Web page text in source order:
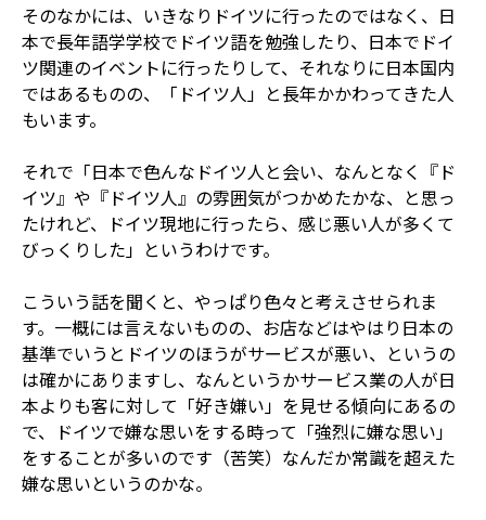
そのなかには、いきなりドイツに行ったのではなく、日
本で長年語学学校でドイツ語を勉強したり、日本でドイ
ツ関連のイベントに行ったりして、それなりに日本国内
ではあるものの、「ドイツ人」と長年かかわってきた人
もいます。
それで「日本で色んなドイツ人と会い、なんとなく『ド
イツ』や『ドイツ人』の雰囲気がつかめたかな、と思っ
たけれど、ドイツ現地に行ったら、感じ悪い人が多くて
びっくりした」というわけです。
こういう話を聞くと、やっぱり色々と考えさせられま
す。一概には言えないものの、お店などはやはり日本の
基準でいうとドイツのほうがサービスが悪い、というの
は確かにありますし、なんというかサービス業の人が日
本よりも客に対して「好き嫌い」を見せる傾向にあるの
で、ドイツで嫌な思いをする時って「強烈に嫌な思い」
をすることが多いのです（苦笑）なんだか常識を超えた
嫌な思いというのかな。